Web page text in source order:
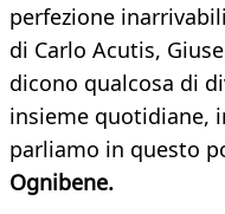
perfezione
di Carlo Acutis,
dicono qualcosa di
insieme quotidiane,
parliamo in questo
Ognibene.